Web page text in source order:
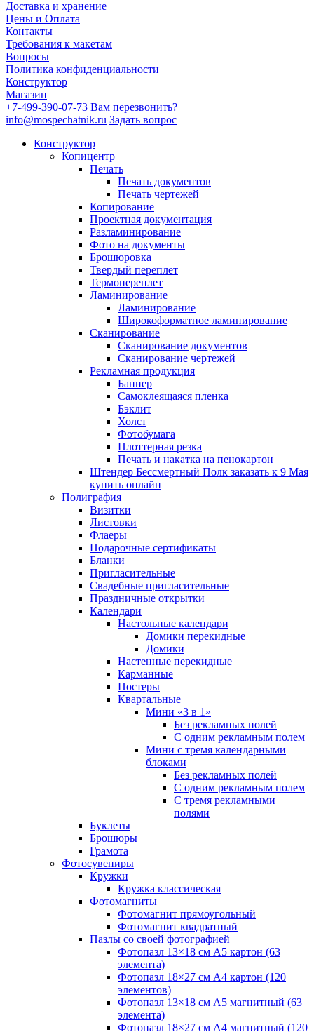
Доставка и хранение
Цены и Оплата
Контакты
Требования к макетам
Вопросы
Политика конфиденциальности
Конструктор
Магазин
+7-499-390-07-73 Вам перезвонить?
info@mospechatnik.ru Задать вопрос
Конструктор
Копицентр
Печать
Печать документов
Печать чертежей
Копирование
Проектная документация
Разламинирование
Фото на документы
Брошюровка
Твердый переплет
Термопереплет
Ламинирование
Ламинирование
Широкоформатное ламинирование
Сканирование
Сканирование документов
Сканирование чертежей
Рекламная продукция
Баннер
Самоклеящаяся пленка
Бэклит
Холст
Фотобумага
Плоттерная резка
Печать и накатка на пенокартон
Штендер Бессмертный Полк заказать к 9 Мая
купить онлайн
Полиграфия
Визитки
Листовки
Флаеры
Подарочные сертификаты
Бланки
Пригласительные
Свадебные пригласительные
Праздничные открытки
Календари
Настольные календари
Домики перекидные
Домики
Настенные перекидные
Карманные
Постеры
Квартальные
Мини «3 в 1»
Без рекламных полей
С одним рекламным полем
Мини с тремя календарными
блоками
Без рекламных полей
С одним рекламным полем
С тремя рекламными
полями
Буклеты
Брошюры
Грамота
Фотосувениры
Кружки
Кружка классическая
Фотомагниты
Фотомагнит прямоугольный
Фотомагнит квадратный
Пазлы со своей фотографией
Фотопазл 13×18 см А5 картон (63
элемента)
Фотопазл 18×27 см А4 картон (120
элементов)
Фотопазл 13×18 см А5 магнитный (63
элемента)
Фотопазл 18×27 см А4 магнитный (120